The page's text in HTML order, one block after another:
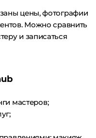
цены, фотографии
Можно сравнить
и записаться
мастеров;